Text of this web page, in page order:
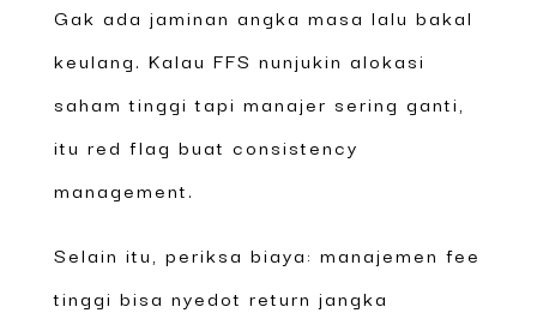
Gak ada jaminan angka masa lalu bakal
keulang. Kalau FFS nunjukin alokasi
saham tinggi tapi manajer sering ganti,
itu red flag buat consistency
management.
Selain itu, periksa biaya: manajemen fee
tinggi bisa nyedot return jangka